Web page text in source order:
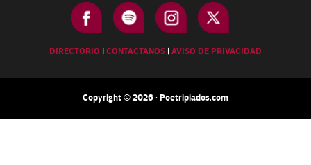
DIRECTORIO |CONTACTANOS |AVISO DE PRIVACIDAD
Copyright © 2026 · Poetripiados.com